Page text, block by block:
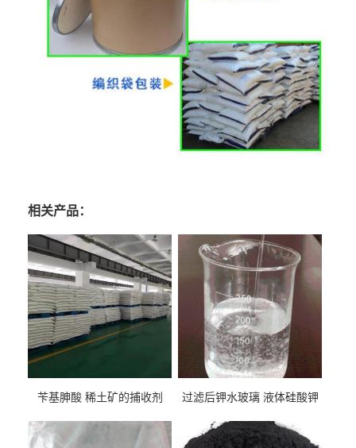
相关产品：
苄基胂酸 稀土矿的捕收剂 过滤后钾水玻璃 液体硅酸钾